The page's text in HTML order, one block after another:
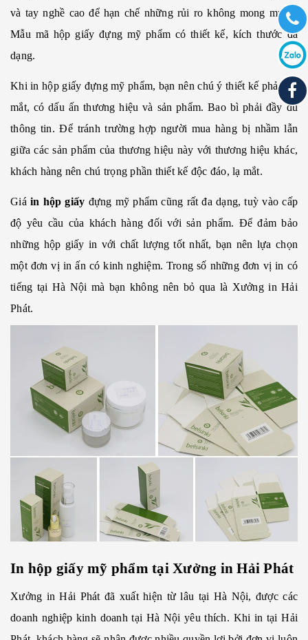
và tay nghề cao để hạn chế những rủi ro không mong muốn.
Mẫu mã hộp giấy đựng mỹ phẩm có thiết kế, kích thước đa
dạng.
Khi in hộp giấy đựng mỹ phẩm, bạn nên chú ý thiết kế phải bắt
mắt, có dấu ấn thương hiệu và sản phẩm. Bao bì phải đầy đủ
thông tin. Để tránh trường hợp người mua hàng bị nhầm lẫn
giữa các sản phẩm của thương hiệu này với thương hiệu khác,
khách hàng nên chú trọng phần thiết kế độc đáo, lạ mắt.
Giá in hộp giấy đựng mỹ phẩm cũng rất đa dạng, tuỳ vào cấp
độ yêu cầu của khách hàng đối với sản phẩm. Để đảm bảo
những hộp giấy in với chất lượng tốt nhất, bạn nên lựa chọn
một đơn vị in ấn có kinh nghiệm. Trong số những đơn vị in có
tiếng tại Hà Nội mà bạn không nên bỏ qua là Xưởng in Hải
Phát.
In hộp giấy mỹ phẩm tại Xưởng in Hải Phát
Xưởng in Hải Phát đã xuất hiện từ lâu tại Hà Nội, được các
doanh nghiệp kinh doanh tại Hà Nội yêu thích. Khi in tại Hải